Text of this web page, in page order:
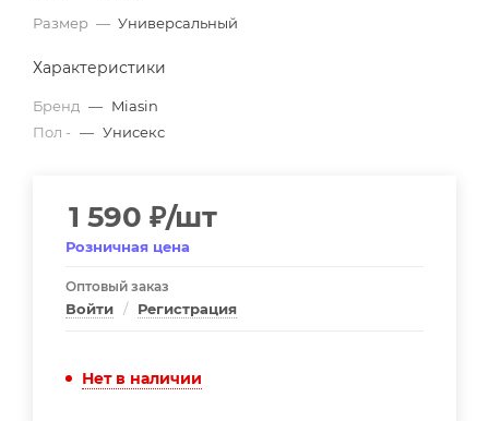
Размер — Универсальный
Характеристики
Бренд — Miasin
Пол - — Унисекс
1 590 ₽/шт
Розничная цена
Оптовый заказ
Войти / Регистрация
Нет в наличии